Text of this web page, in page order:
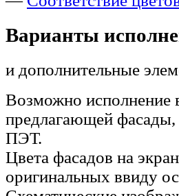
Варианты
и дополнительные
Возможно
предлагающей
ПЭТ.
Цвета фасадов на
оригинальных ввиду